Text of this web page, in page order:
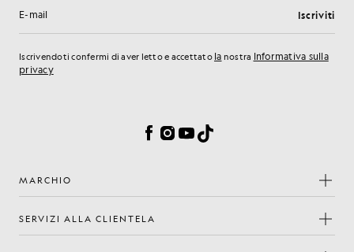
Indirizzo e-mail Iscriviti
Iscrivendoti confermi di aver letto e accettato la nostra Informativa sulla
privacy
Facebook
Instagram
YouTube
TikTok
MARCHIO
SERVIZI ALLA CLIENTELA